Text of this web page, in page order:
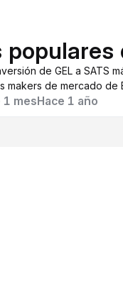
de GEL a SATS
makers de mercado de
1 mesHace 1 año